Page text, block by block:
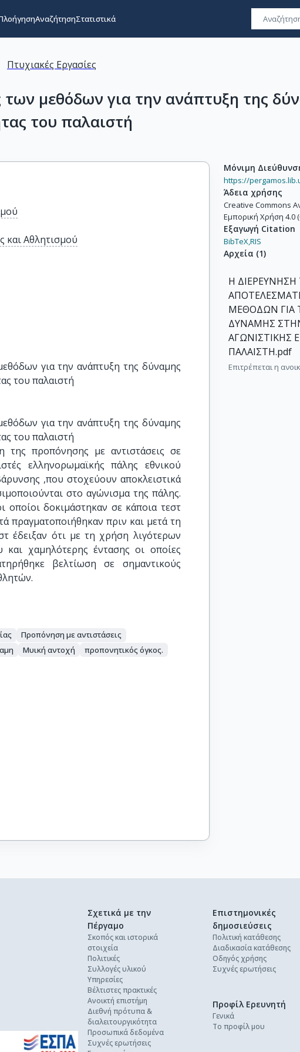
ΑναζήτησηΣτατιστικά
Πτυχιακές Εργασίες
μεθόδων για την ανάπτυξη της
του παλαιστή
και Αθλητισμού
για την ανάπτυξη της δύναμης
του παλαιστή
για την ανάπτυξη της δύναμης
του παλαιστή
της προπόνησης με αντιστάσεις σε
ελληνορωμαϊκής πάλης εθνικού
,που στοχεύουν αποκλειστικά
στο αγώνισμα της πάλης.
οποίοι δοκιμάστηκαν σε κάποια τεστ
πραγματοποιήθηκαν πριν και μετά τη
έδειξαν ότι με τη χρήση λιγότερων
χαμηλότερης έντασης οι οποίες
βελτίωση σε σημαντικούς
Προπόνηση με αντιστάσεις
Μυική αντοχή προπονητικός όγκος.
Μόνιμη
https://
Άδεια χρήσης
Creative Commons
Εμπορική Χρήση 4.0
Εξαγωγή Citation
BibTeX,RIS
Αρχεία (1)
Η ΔΙΕΡΕΥΝΗΣΗ
ΜΕΘΟΔΩΝ ΓΙΑ
ΔΥΝΑΜΗΣ
ΑΓΩΝΙΣΤΙΚΗΣ
ΠΑΛΑΙΣΤΗ.pdf
Επιτρέπεται η
Σχετικά με την
Πέργαμο
Σκοπός και ιστορικά
στοιχεία
Πολιτικές
Συλλογές υλικού
Υπηρεσίες
Βέλτιστες πρακτικές
Ανοικτή επιστήμη
Διεθνή πρότυπα &
διαλειτουργικότητα
Προσωπικά δεδομένα
Συχνές ερωτήσεις
Επιστημονικές
δημοσιεύσεις
Πολιτική κατάθεσης
Διαδικασία κατάθεσης
Οδηγός χρήσης
Συχνές ερωτήσεις
Προφίλ Ερευνητή
Γενικά
Το προφίλ μου